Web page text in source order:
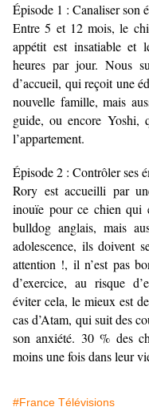
Épisode 1 : Canaliser son
Entre 5 et 12 mois, le
appétit est insatiable et
heures par jour. Nous
d’accueil, qui reçoit une
nouvelle famille, mais
guide, ou encore Yoshi,
l’appartement.
Épisode 2 : Contrôler ses
Rory est accueilli par
inouïe pour ce chien qui
bulldog anglais, mais
adolescence, ils doivent
attention !, il n’est pas
d’exercice, au risque
éviter cela, le mieux est
cas d’Atam, qui suit des
son anxiété. 30 % des
moins une fois dans leur
#France Télévisions